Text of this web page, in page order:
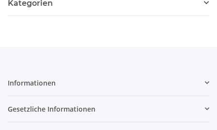
Kategorien
Informationen
Gesetzliche Informationen